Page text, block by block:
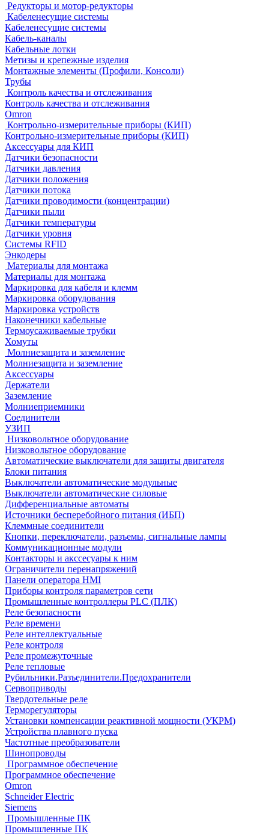
Редукторы и мотор-редукторы
Кабеленесущие системы
Кабеленесущие системы
Кабель-каналы
Кабельные лотки
Метизы и крепежные изделия
Монтажные элементы (Профили, Консоли)
Трубы
Контроль качества и отслеживания
Контроль качества и отслеживания
Omron
Контрольно-измерительные приборы (КИП)
Контрольно-измерительные приборы (КИП)
Аксессуары для КИП
Датчики безопасности
Датчики давления
Датчики положения
Датчики потока
Датчики проводимости (концентрации)
Датчики пыли
Датчики температуры
Датчики уровня
Системы RFID
Энкодеры
Материалы для монтажа
Материалы для монтажа
Маркировка для кабеля и клемм
Маркировка оборудования
Маркировка устройств
Наконечники кабельные
Термоусаживаемые трубки
Хомуты
Молниезащита и заземление
Молниезащита и заземление
Аксессуары
Держатели
Заземление
Молниеприемники
Соединители
УЗИП
Низковольтное оборудование
Низковольтное оборудование
Автоматические выключатели для защиты двигателя
Блоки питания
Выключатели автоматические модульные
Выключатели автоматические силовые
Дифференциальные автоматы
Источники бесперебойного питания (ИБП)
Клеммные соединители
Кнопки, переключатели, разъемы, сигнальные лампы
Коммуникационные модули
Контакторы и акссесуары к ним
Ограничители перенапряжений
Панели оператора HMI
Приборы контроля параметров сети
Промышленные контроллеры PLC (ПЛК)
Реле безопасности
Реле времени
Реле интеллектуальные
Реле контроля
Реле промежуточные
Реле тепловые
Рубильники.Разъединители.Предохранители
Сервоприводы
Твердотельные реле
Терморегуляторы
Установки компенсации реактивной мощности (УКРМ)
Устройства плавного пуска
Частотные преобразователи
Шинопроводы
Программное обеспечение
Программное обеспечение
Omron
Schneider Electric
Siemens
Промышленные ПК
Промышленные ПК